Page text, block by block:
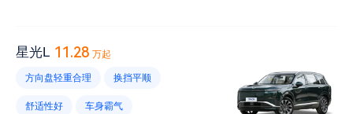
续航里程短 风噪大 电耗高
胎噪大 车漆薄
星光L 11.28 万起
方向盘轻重合理 换挡平顺
舒适性好 车身霸气